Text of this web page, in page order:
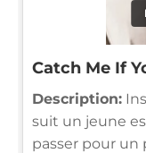
Catch Me If
Description:
suit un jeune
passer pour